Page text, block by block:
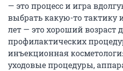
— это процесс и игра
выбрать какую-то тактику
лет — это хороший возраст
профилактических
инъекционная
уходовые процедуры,